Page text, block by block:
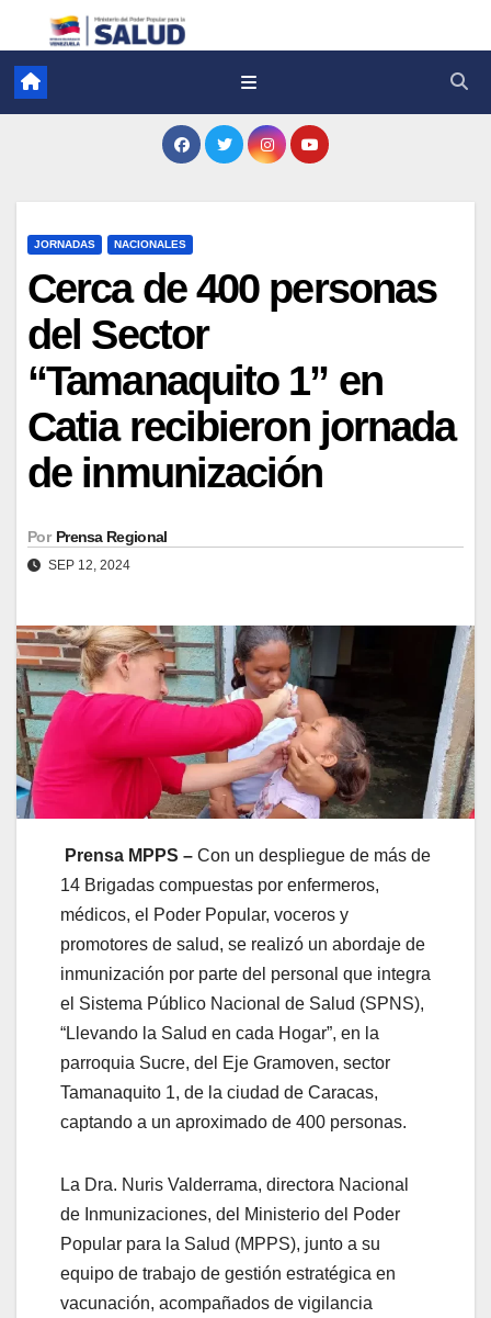
JORNADAS NACIONALES
Cerca de 400 personas
del Sector
“Tamanaquito 1” en
Catia recibieron jornada
de inmunización
Por Prensa Regional
SEP 12, 2024
Prensa MPPS – Con un despliegue de más de
14 Brigadas compuestas por enfermeros,
médicos, el Poder Popular, voceros y
promotores de salud, se realizó un abordaje de
inmunización por parte del personal que integra
el Sistema Público Nacional de Salud (SPNS),
“Llevando la Salud en cada Hogar”, en la
parroquia Sucre, del Eje Gramoven, sector
Tamanaquito 1, de la ciudad de Caracas,
captando a un aproximado de 400 personas.
La Dra. Nuris Valderrama, directora Nacional
de Inmunizaciones, del Ministerio del Poder
Popular para la Salud (MPPS), junto a su
equipo de trabajo de gestión estratégica en
vacunación, acompañados de vigilancia